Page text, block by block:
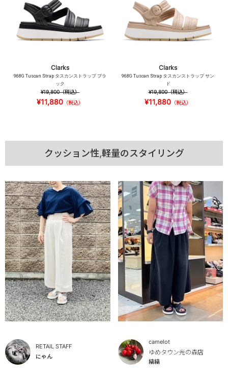
Clarks
968G Tuscan Strap タスカンストラップ ブラ
ック
¥19,800（税込）
¥11,880 （税込）
Clarks
968G Tuscan Strap タスカンストラップ サン
ド
¥19,800（税込）
¥11,880 （税込）
クッション性,軽量のスタイリング
RETAIL STAFF
にゃん
camelot
ゆめタウン光の森店
縞縞